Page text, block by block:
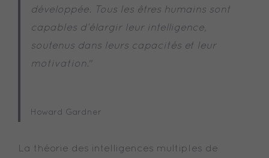
développée. Tous les êtres humains sont
capables d’élargir leur intelligence,
soutenus dans leurs capacités et leur
motivation."
Howard Gardner
La théorie des intelligences multiples de